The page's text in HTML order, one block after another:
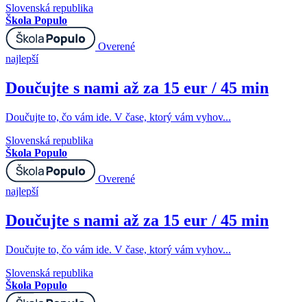
Slovenská republika
Škola Populo
Overené
najlepší
Doučujte s nami až za 15 eur / 45 min
Doučujte to, čo vám ide. V čase, ktorý vám vyhov...
Slovenská republika
Škola Populo
Overené
najlepší
Doučujte s nami až za 15 eur / 45 min
Doučujte to, čo vám ide. V čase, ktorý vám vyhov...
Slovenská republika
Škola Populo